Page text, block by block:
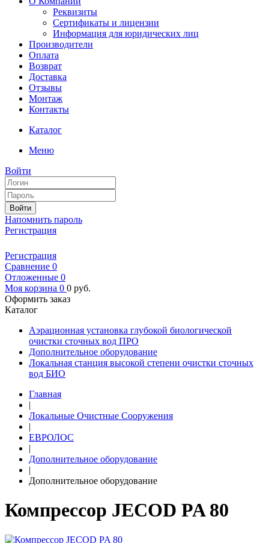
Реквизиты
Сертификаты и лицензии
Информация для юридических лиц
Производители
Оплата
Возврат
Доставка
Отзывы
Монтаж
Контакты
Каталог
Меню
Войти
Войти
Напомнить пароль
Регистрация
Регистрация
Сравнение 0
Отложенные 0
Моя корзина 0 0 руб.
Оформить заказ
Каталог
Аэрационная установка глубокой биологической
очистки сточных вод ПРО
Дополнительное оборудование
Локальная станция высокой степени очистки сточных
вод БИО
Главная
|
Локальные Очистные Сооружения
|
ЕВРОЛОС
|
Дополнительное оборудование
|
Дополнительное оборудование
Компрессор JECOD PA 80